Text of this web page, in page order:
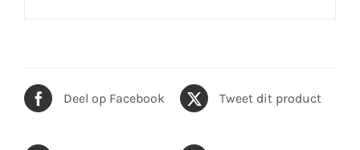
Deel op Facebook Tweet dit product